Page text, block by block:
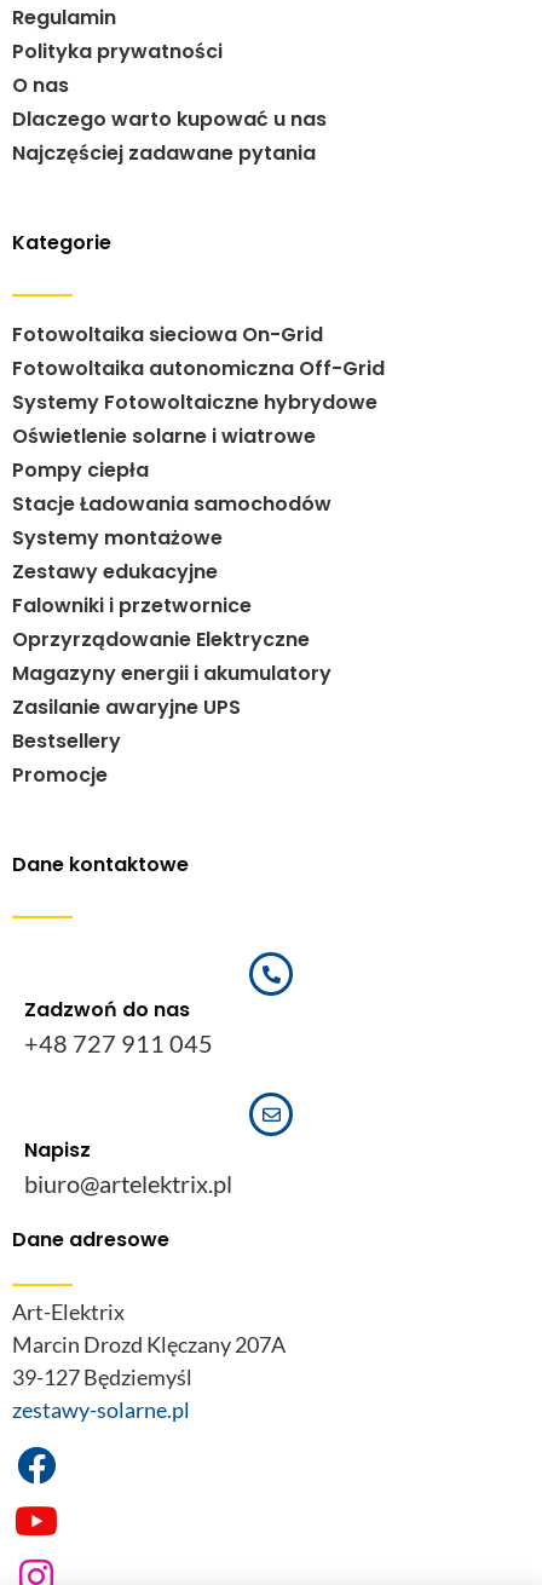
Regulamin
Polityka prywatności
O nas
Dlaczego warto kupować u nas
Najczęściej zadawane pytania
Kategorie
Fotowoltaika sieciowa On-Grid
Fotowoltaika autonomiczna Off-Grid
Systemy Fotowoltaiczne hybrydowe
Oświetlenie solarne i wiatrowe
Pompy ciepła
Stacje Ładowania samochodów
Systemy montażowe
Zestawy edukacyjne
Falowniki i przetwornice
Oprzyrządowanie Elektryczne
Magazyny energii i akumulatory
Zasilanie awaryjne UPS
Bestsellery
Promocje
Dane kontaktowe
Zadzwoń do nas
+48 727 911 045
Napisz
biuro@artelektrix.pl
Dane adresowe
Art-Elektrix
Marcin Drozd Klęczany 207A
39-127 Będziemyśl
zestawy-solarne.pl